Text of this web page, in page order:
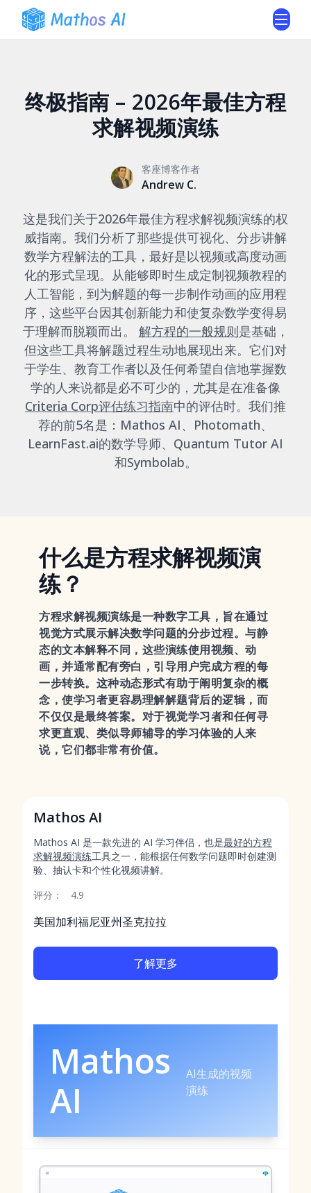
终极指南 – 2026年最佳方程
求解视频演练
客座博客作者
Andrew C.
这是我们关于2026年最佳方程求解视频演练的权
威指南。我们分析了那些提供可视化、分步讲解
数学方程解法的工具，最好是以视频或高度动画
化的形式呈现。从能够即时生成定制视频教程的
人工智能，到为解题的每一步制作动画的应用程
序，这些平台因其创新能力和使复杂数学变得易
于理解而脱颖而出。 解方程的一般规则是基础，
但这些工具将解题过程生动地展现出来。它们对
于学生、教育工作者以及任何希望自信地掌握数
学的人来说都是必不可少的，尤其是在准备像
Criteria Corp评估练习指南中的评估时。我们推
荐的前5名是：Mathos AI、Photomath、
LearnFast.ai的数学导师、Quantum Tutor AI
和Symbolab。
什么是方程求解视频演
练？
方程求解视频演练是一种数字工具，旨在通过
视觉方式展示解决数学问题的分步过程。与静
态的文本解释不同，这些演练使用视频、动
画，并通常配有旁白，引导用户完成方程的每
一步转换。这种动态形式有助于阐明复杂的概
念，使学习者更容易理解解题背后的逻辑，而
不仅仅是最终答案。对于视觉学习者和任何寻
求更直观、类似导师辅导的学习体验的人来
说，它们都非常有价值。
Mathos AI
Mathos AI 是一款先进的 AI 学习伴侣，也是最好的方程
求解视频演练工具之一，能根据任何数学问题即时创建测
验、抽认卡和个性化视频讲解。
评分：
4.9
美国加利福尼亚州圣克拉拉
了解更多
Mathos
AI
AI生成的视频
演练